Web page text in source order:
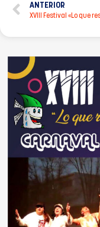
ANTERIOR